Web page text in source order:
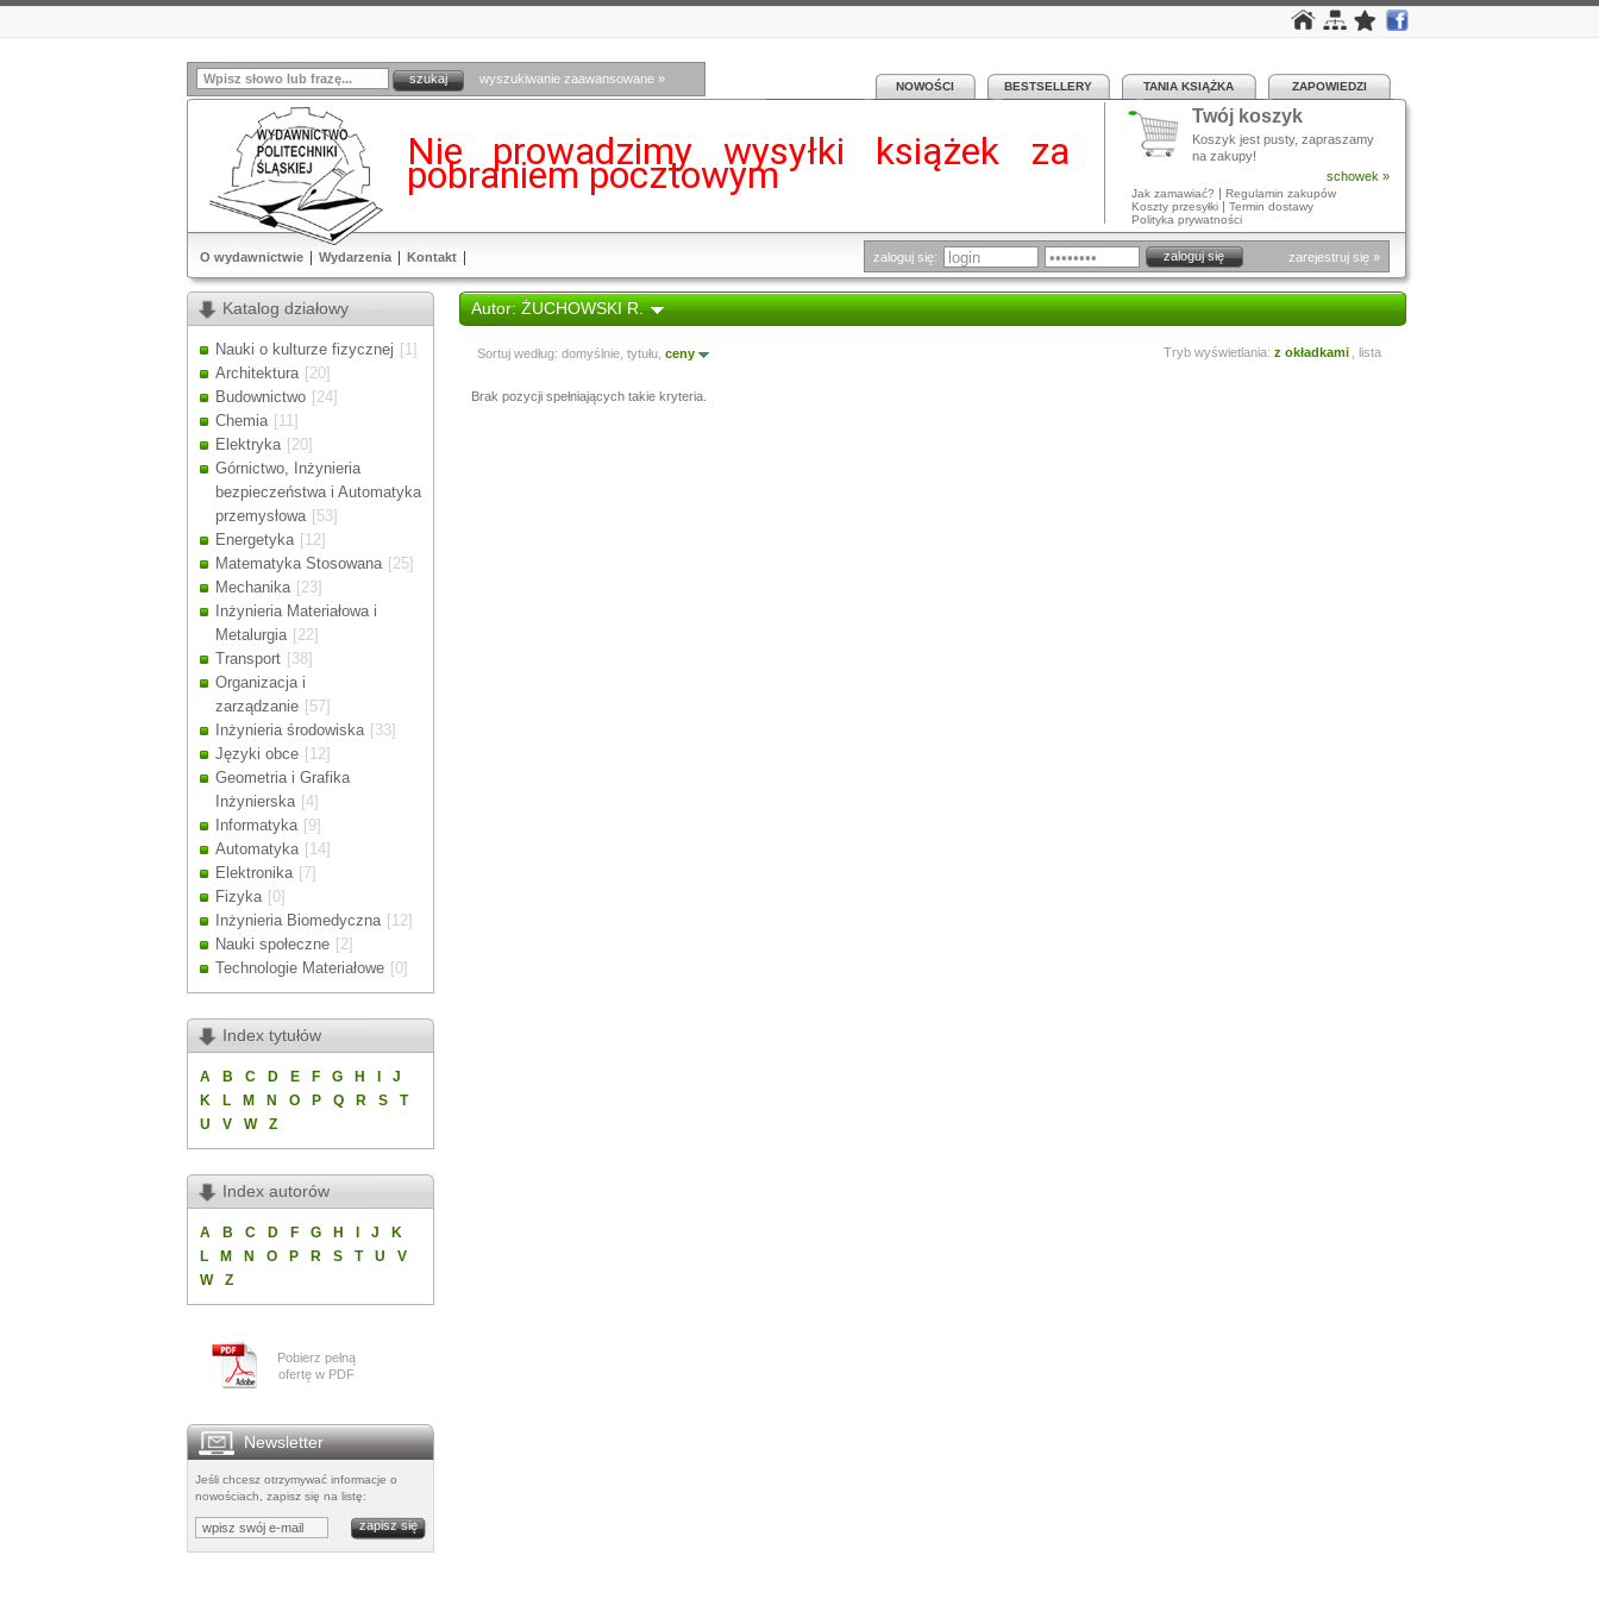
wyszukiwanie zaawansowane »
NOWOŚCI BESTSELLERY TANIA KSIĄŻKA ZAPOWIEDZI
Nie prowadzimy wysyłki książek za
pobraniem pocztowym
Drodzy Klienci!
Twój koszyk
Koszyk jest pusty, zapraszamy
na zakupy!
schowek »
Jak zamawiać? | Regulamin zakupów
Koszty przesyłki | Termin dostawy
Polityka prywatności
O wydawnictwie Wydarzenia Kontakt zaloguj się: zarejestruj się »
Katalog działowy
Nauki o kulturze fizycznej [1]
Architektura [20]
Budownictwo [24]
Chemia [11]
Elektryka [20]
Górnictwo, Inżynieria
bezpieczeństwa i Automatyka
przemysłowa [53]
Energetyka [12]
Matematyka Stosowana [25]
Mechanika [23]
Inżynieria Materiałowa i
Metalurgia [22]
Transport [38]
Organizacja i
zarządzanie [57]
Inżynieria środowiska [33]
Języki obce [12]
Geometria i Grafika
Inżynierska [4]
Informatyka [9]
Automatyka [14]
Elektronika [7]
Fizyka [0]
Inżynieria Biomedyczna [12]
Nauki społeczne [2]
Technologie Materiałowe [0]
Index tytułów
A B C D E F G H
J
K
L M N O P Q R S
T
U
V W Z
Index autorów
A B C D F G H J
K
L
M N O P R S T U
V
W
Z
Pobierz pełną
ofertę w PDF
Newsletter
Jeśli chcesz otrzymywać informacje o
nowościach, zapisz się na listę:
Autor: ŻUCHOWSKI R.
Sortuj według: domyślnie, tytułu, ceny Tryb wyświetlania: z okładkami lista
Brak pozycji spełniających takie kryteria.